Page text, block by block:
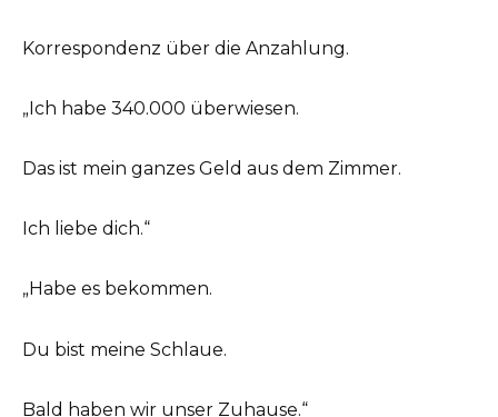
Korrespondenz über die Anzahlung.
„Ich habe 340.000 überwiesen.
Das ist mein ganzes Geld aus dem Zimmer.
Ich liebe dich.“
„Habe es bekommen.
Du bist meine Schlaue.
Bald haben wir unser Zuhause.“